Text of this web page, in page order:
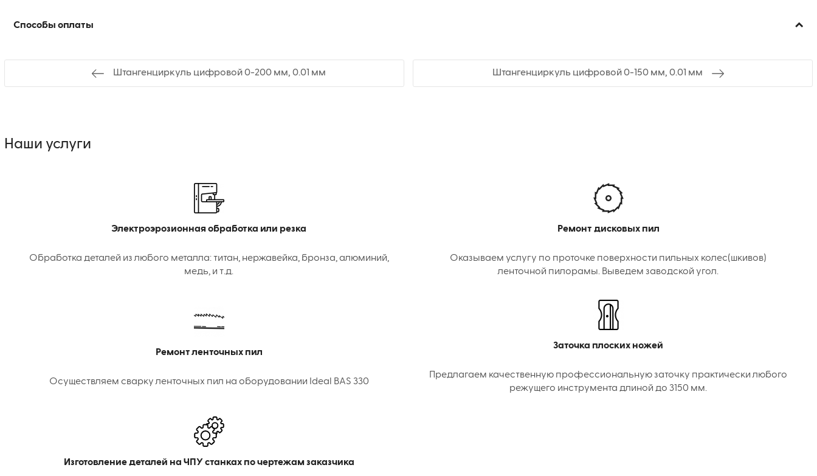
Способы оплаты
Штангенциркуль цифровой 0-200 мм, 0.01 мм Штангенциркуль цифровой 0-150 мм, 0.01 мм
Наши услуги
Электроэрозионная обработка или резка
Обработка деталей из любого металла: титан, нержавейка, бронза, алюминий,
медь, и т.д.
Ремонт дисковых пил
Оказываем услугу по проточке поверхности пильных колес(шкивов)
ленточной пилорамы. Выведем заводской угол.
Ремонт ленточных пил
Осуществляем сварку ленточных пил на оборудовании Ideal BAS 330
Заточка плоских ножей
Предлагаем качественную профессиональную заточку практически любого
режущего инструмента длиной до 3150 мм.
Изготовление деталей на ЧПУ станках по чертежам заказчика